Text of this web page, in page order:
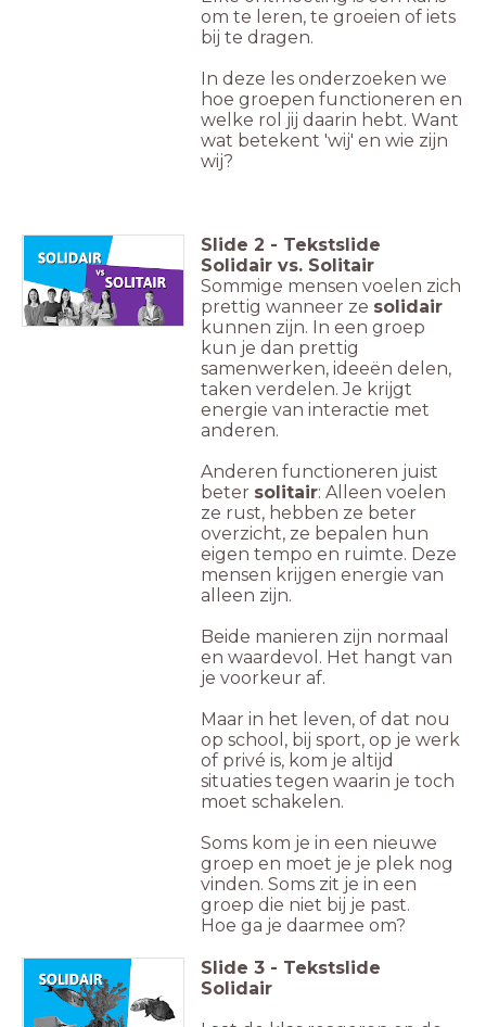
om te leren, te groeien of iets
bij te dragen.
In deze les onderzoeken we
hoe groepen functioneren en
welke rol jij daarin hebt. Want
wat betekent 'wij' en wie zijn
wij?
Slide 2 - Tekstslide
Solidair vs. Solitair
Sommige mensen voelen zich
prettig wanneer ze solidair
kunnen zijn. In een groep
kun je dan prettig
samenwerken, ideeën delen,
taken verdelen. Je krijgt
energie van interactie met
anderen.
Anderen functioneren juist
beter solitair: Alleen voelen
ze rust, hebben ze beter
overzicht, ze bepalen hun
eigen tempo en ruimte. Deze
mensen krijgen energie van
alleen zijn.
Beide manieren zijn normaal
en waardevol. Het hangt van
je voorkeur af.
Maar in het leven, of dat nou
op school, bij sport, op je werk
of privé is, kom je altijd
situaties tegen waarin je toch
moet schakelen.
Soms kom je in een nieuwe
groep en moet je je plek nog
vinden. Soms zit je in een
groep die niet bij je past.
Hoe ga je daarmee om?
Slide 3 - Tekstslide
Solidair